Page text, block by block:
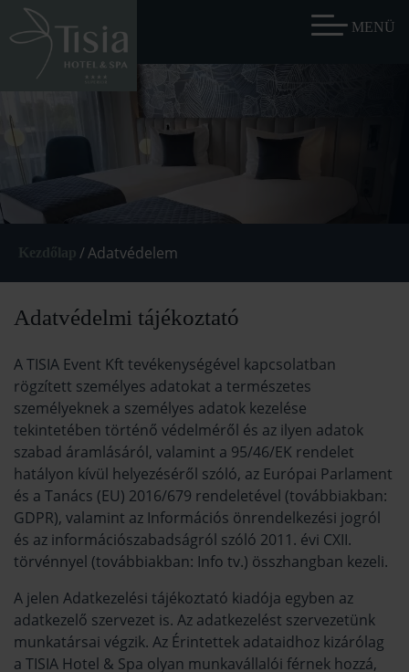
/Adatvédelem
Adatvédelmi tájékoztató
A TISIA Event Kft tevékenységével kapcsolatban
rögzített személyes adatokat a természetes
személyeknek a személyes adatok kezelése
tekintetében történő védelméről és az ilyen adatok
szabad áramlásáról, valamint a 95/46/EK rendelet
hatályon kívül helyezéséről szóló, az Európai Parlament
és a Tanács (EU) 2016/679 rendeletével (továbbiakban:
GDPR), valamint az Információs önrendelkezési jogról
és az információszabadságról szóló 2011. évi CXII.
törvénnyel (továbbiakban: Info tv.) összhangban kezeli.
A jelen Adatkezelési tájékoztató kiadója egyben az
adatkezelő szervezet is. Az adatkezelést szervezetünk
munkatársai végzik. Az Érintettek adataidhoz kizárólag
a TISIA Hotel & Spa olyan munkavállalói férnek hozzá,